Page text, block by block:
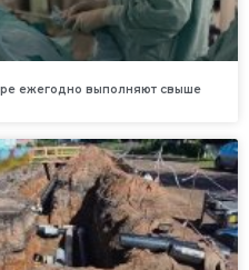
ежегодно выполняют свыше